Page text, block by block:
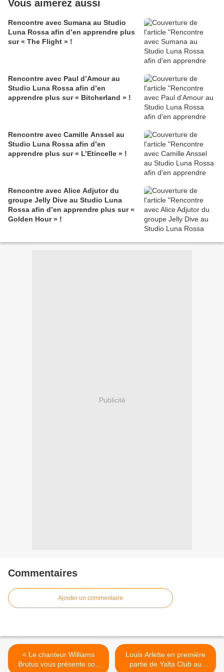
Vous aimerez aussi
Rencontre avec Sumana au Studio
Luna Rossa afin d’en apprendre plus
sur « The Flight » !
Rencontre avec Paul d’Amour au
Studio Luna Rossa afin d’en
apprendre plus sur « Bitcherland » !
Rencontre avec Camille Anssel au
Studio Luna Rossa afin d’en
apprendre plus sur « L’Etincelle » !
Rencontre avec Alice Adjutor du
groupe Jelly Dive au Studio Luna
Rossa afin d’en apprendre plus sur «
Golden Hour » !
Publicité
Commentaires
Ajouter un commentaire
< Le chanteur Williams
Brutus vous présente son
Louis Arlette en première
partie de Yalta Club au